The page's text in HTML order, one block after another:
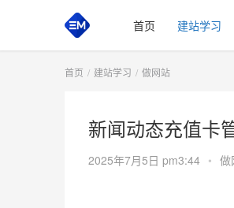
首页 建站学习
首页 建站学习 做网站
新闻动态充值卡
2025年7月5日 pm3:44 • 做